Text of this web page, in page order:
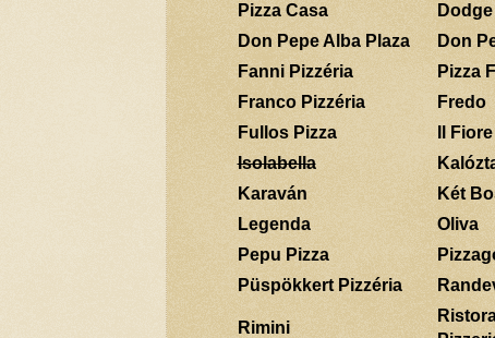
Pizza Casa
Don Pepe Alba Plaza
Don
Fanni Pizzéria
Pizza
Franco Pizzéria
Fredo
Fullos Pizza
Il Fiore
Isolabella
Karaván
Két
Legenda
Oliva
Pepu Pizza
Püspökkert Pizzéria
Rimini